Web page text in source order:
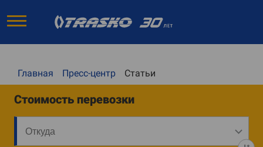
Главная Пресс-центр Статьи
Стоимость перевозки